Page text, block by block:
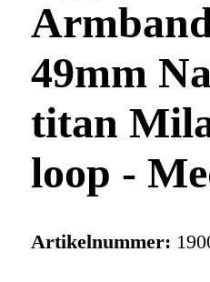
49mm
titan
loop -
Artikelnummer: